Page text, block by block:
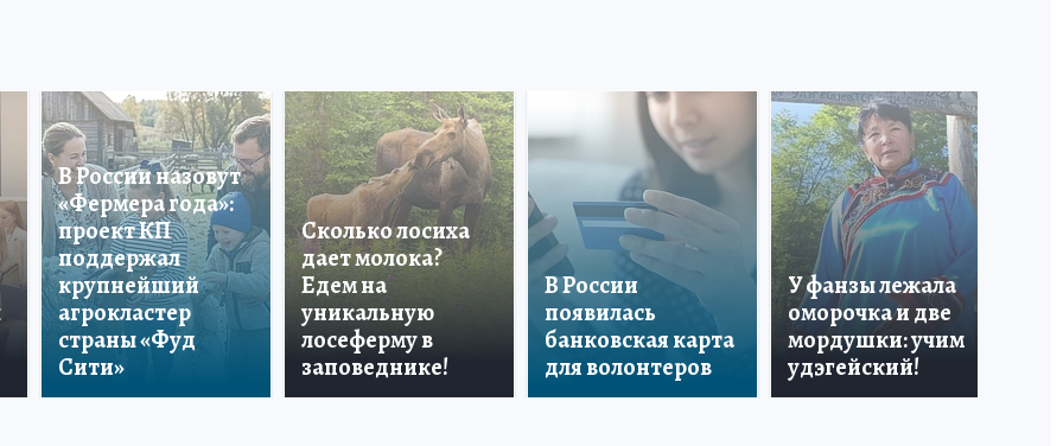
В России назовут
«Фермера года»:
проект КП
поддержал
крупнейший
агрокластер
страны «Фуд
Сити»
Сколько лосиха
дает молока?
Едем на
уникальную
лосеферму в
заповеднике!
В России
появилась
банковская карта
для волонтеров
У фанзы лежала
оморочка и две
мордушки: учим
удэгейский!